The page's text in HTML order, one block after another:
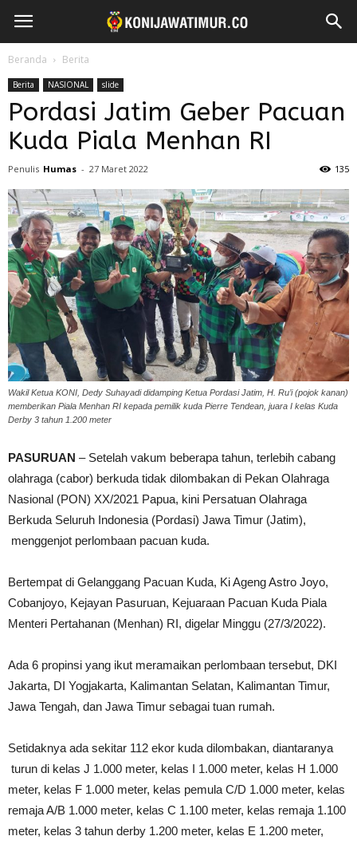
Beranda Berita
Berita NASIONAL slide
Pordasi Jatim Geber Pacuan
Kuda Piala Menhan RI
Penulis Humas - 27 Maret 2022 135
Wakil Ketua KONI, Dedy Suhayadi didamping Ketua Pordasi Jatim, H. Ru’i (pojok kanan)
memberikan Piala Menhan RI kepada pemilik kuda Pierre Tendean, juara I kelas Kuda
Derby 3 tahun 1.200 meter
PASURUAN – Setelah vakum beberapa tahun, terlebih cabang
olahraga (cabor) berkuda tidak dilombakan di Pekan Olahraga
Nasional (PON) XX/2021 Papua, kini Persatuan Olahraga
Berkuda Seluruh Indonesia (Pordasi) Jawa Timur (Jatim),
menggenjot perlombaan pacuan kuda.
Bertempat di Gelanggang Pacuan Kuda, Ki Ageng Astro Joyo,
Cobanjoyo, Kejayan Pasuruan, Kejuaraan Pacuan Kuda Piala
Menteri Pertahanan (Menhan) RI, digelar Minggu (27/3/2022).
Ada 6 propinsi yang ikut meramaikan perlombaan tersebut, DKI
Jakarta, DI Yogjakarta, Kalimantan Selatan, Kalimantan Timur,
Jawa Tengah, dan Jawa Timur sebagai tuan rumah.
Setidaknya ada sekitar 112 ekor kuda dilombakan, diantaranya
turun di kelas J 1.000 meter, kelas I 1.000 meter, kelas H 1.000
meter, kelas F 1.000 meter, kelas pemula C/D 1.000 meter, kelas
remaja A/B 1.000 meter, kelas C 1.100 meter, kelas remaja 1.100
meter, kelas 3 tahun derby 1.200 meter, kelas E 1.200 meter,